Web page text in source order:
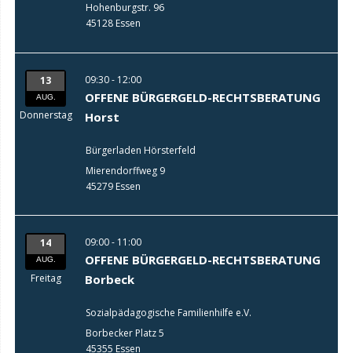
Hohenburgstr. 96
45128 Essen
13
AUG.
Donnerstag
09:30 - 12:00
OFFENE BÜRGERGELD-RECHTSBERATUNG
Horst
Bürgerladen Hörsterfeld
Mierendorffweg 9
45279 Essen
14
AUG.
Freitag
09:00 - 11:00
OFFENE BÜRGERGELD-RECHTSBERATUNG
Borbeck
Sozialpädagogische Familienhilfe e.V.
Borbecker Platz 5
45355 Essen